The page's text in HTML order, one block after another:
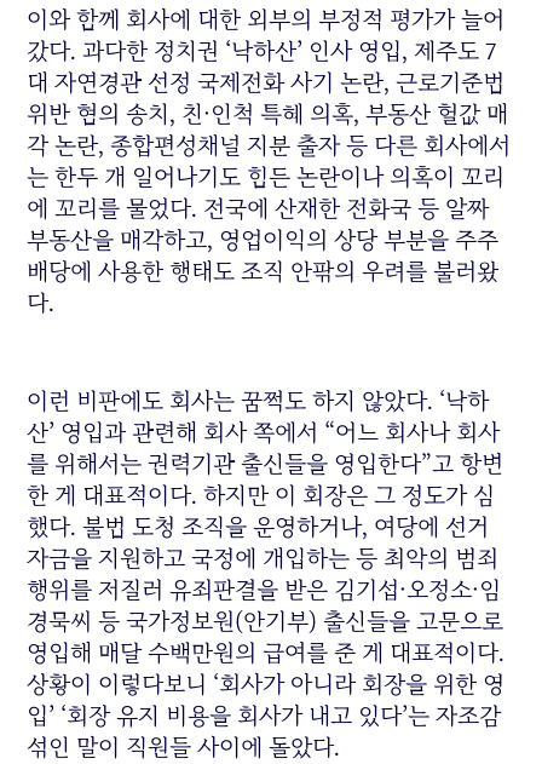
이와 함께 회사에 대한 외부의 부정적 평가가 늘어
갔다. 과다한 정치권 ‘낙하산’ 인사 영입, 제주도 7
대 자연경관 선정 국제전화 사기 논란, 근로기준법
위반 혐의 송치, 친·인척 특혜 의혹, 부동산 헐값 매
각 논란, 종합편성채널 지분 출자 등 다른 회사에서
는 한두 개 일어나기도 힘든 논란이나 의혹이 꼬리
에 꼬리를 물었다. 전국에 산재한 전화국 등 알짜
부동산을 매각하고, 영업이익의 상당 부분을 주주
배당에 사용한 행태도 조직 안팎의 우려를 불러왔
다.
이런 비판에도 회사는 꿈쩍도 하지 않았다. ‘낙하
산’ 영입과 관련해 회사 쪽에서 “어느 회사나 회사
를 위해서는 권력기관 출신들을 영입한다”고 항변
한 게 대표적이다. 하지만 이 회장은 그 정도가 심
했다. 불법 도청 조직을 운영하거나, 여당에 선거
자금을 지원하고 국정에 개입하는 등 최악의 범죄
행위를 저질러 유죄판결을 받은 김기섭·오정소·임
경묵씨 등 국가정보원(안기부) 출신들을 고문으로
영입해 매달 수백만원의 급여를 준 게 대표적이다.
상황이 이렇다보니 ‘회사가 아니라 회장을 위한 영
입’ ‘회장 유지 비용을 회사가 내고 있다’는 자조감
섞인 말이 직원들 사이에 돌았다.